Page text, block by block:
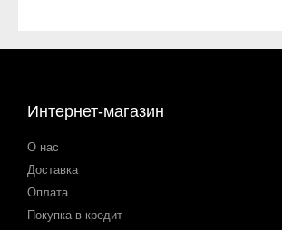
Интернет-магазин
О нас
Доставка
Оплата
Покупка в кредит